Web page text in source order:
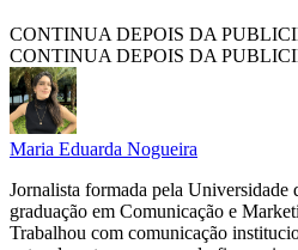
CONTINUA DEPOIS DA
CONTINUA DEPOIS DA
Maria Eduarda Nogueira
Jornalista formada pela Universidade
graduação em Comunicação e
Trabalhou com comunicação